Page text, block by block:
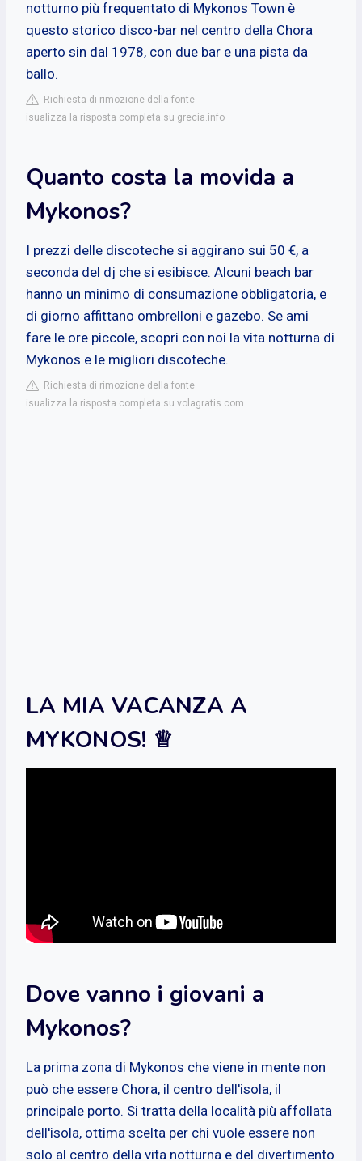
notturno più frequentato di Mykonos Town è
questo storico disco-bar nel centro della Chora
aperto sin dal 1978, con due bar e una pista da
ballo.
Richiesta di rimozione della fonte
isualizza la risposta completa su grecia.info
Quanto costa la movida a
Mykonos?
I prezzi delle discoteche si aggirano sui 50 €, a
seconda del dj che si esibisce. Alcuni beach bar
hanno un minimo di consumazione obbligatoria, e
di giorno affittano ombrelloni e gazebo. Se ami
fare le ore piccole, scopri con noi la vita notturna di
Mykonos e le migliori discoteche.
Richiesta di rimozione della fonte
isualizza la risposta completa su volagratis.com
LA MIA VACANZA A
MYKONOS! ♕
Dove vanno i giovani a
Mykonos?
La prima zona di Mykonos che viene in mente non
può che essere Chora, il centro dell'isola, il
principale porto. Si tratta della località più affollata
dell'isola, ottima scelta per chi vuole essere non
solo al centro della vita notturna e del divertimento